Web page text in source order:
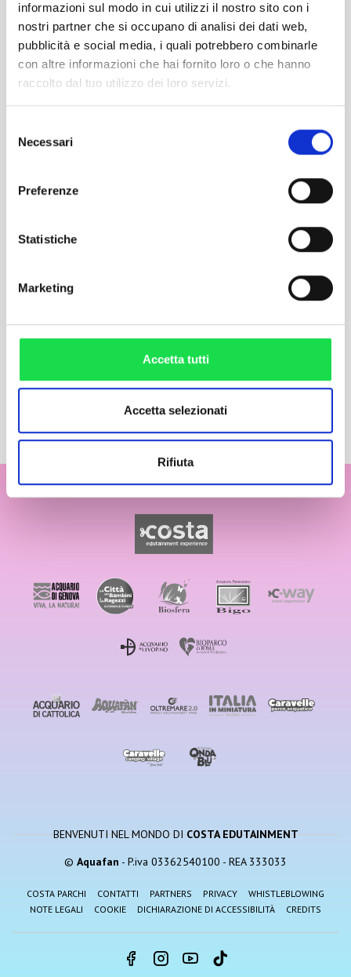
informazioni sul modo in cui utilizzi il nostro sito con i
nostri partner che si occupano di analisi dei dati web,
pubblicità e social media, i quali potrebbero combinarle
con altre informazioni che hai fornito loro o che hanno
raccolto dal tuo utilizzo dei loro servizi.
delNecessari
Preferenze
Statistiche
Marketing
Accetta tutti
Accetta selezionati
Rifiuta
torna all'elenco
11 AGOSTO - WELO
28 LUGLIO - MOLELLA
BENVENUTI NEL MONDO DICOSTA EDUTAINMENT
© Aquafan - P.iva 03362540100 - REA 333033
COSTA PARCHI CONTATTI PARTNERS PRIVACY
WHISTLEBLOWING
NOTE LEGALI
COOKIE DICHIARAZIONE DI ACCESSIBILITÀ CREDITS